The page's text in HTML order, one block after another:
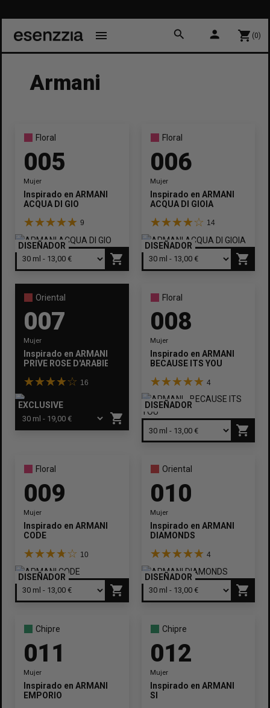
menu search person shopping_cart (0)
Armani
Floral
005
Mujer
Inspirado en ARMANI
ACQUA DI GIO
9
DISEÑADOR
shopping_cart
Floral
006
Mujer
Inspirado en ARMANI
ACQUA DI GIOIA
14
DISEÑADOR
shopping_cart
Oriental
007
Mujer
Inspirado en ARMANI
PRIVE ROSE D'ARABIE
16
EXCLUSIVE
shopping_cart
Floral
008
Mujer
Inspirado en ARMANI
BECAUSE ITS YOU
4
DISEÑADOR
shopping_cart
Floral
009
Mujer
Inspirado en ARMANI
CODE
10
DISEÑADOR
shopping_cart
Oriental
010
Mujer
Inspirado en ARMANI
DIAMONDS
4
DISEÑADOR
shopping_cart
Chipre
011
Mujer
Inspirado en ARMANI
EMPORIO
Chipre
012
Mujer
Inspirado en ARMANI
SI